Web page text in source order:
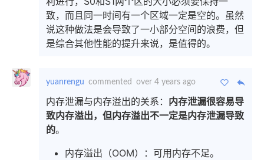
致，而且同一时间有一个区域一定是空的。虽然
说这种做法是会导致了一小部分空间的浪费，但
是综合其他性能的提升来说，是值得的。
yuanrengu commented over 4 years ago
内存泄漏与内存溢出的关系： 内存泄漏很容易导
致内存溢出，但内存溢出不一定是内存泄漏导致
的。
内存溢出（OOM）：可用内存不足。